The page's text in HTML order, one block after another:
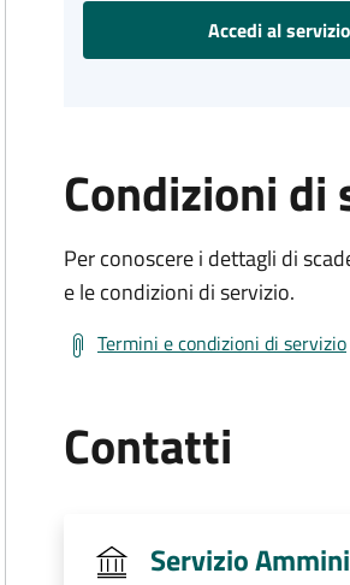
Accedi al servizio
Condizioni di
Per conoscere i dettagli di
e le condizioni di servizio.
Termini e condizioni di servizio
Contatti
Servizio